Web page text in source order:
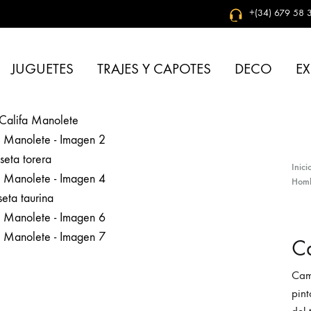
+(34) 679 58
JUGUETES TRAJES Y CAPOTES DECO